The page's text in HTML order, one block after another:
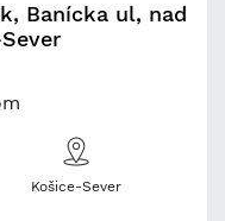
Banícka ul, nad
Košice-Sever